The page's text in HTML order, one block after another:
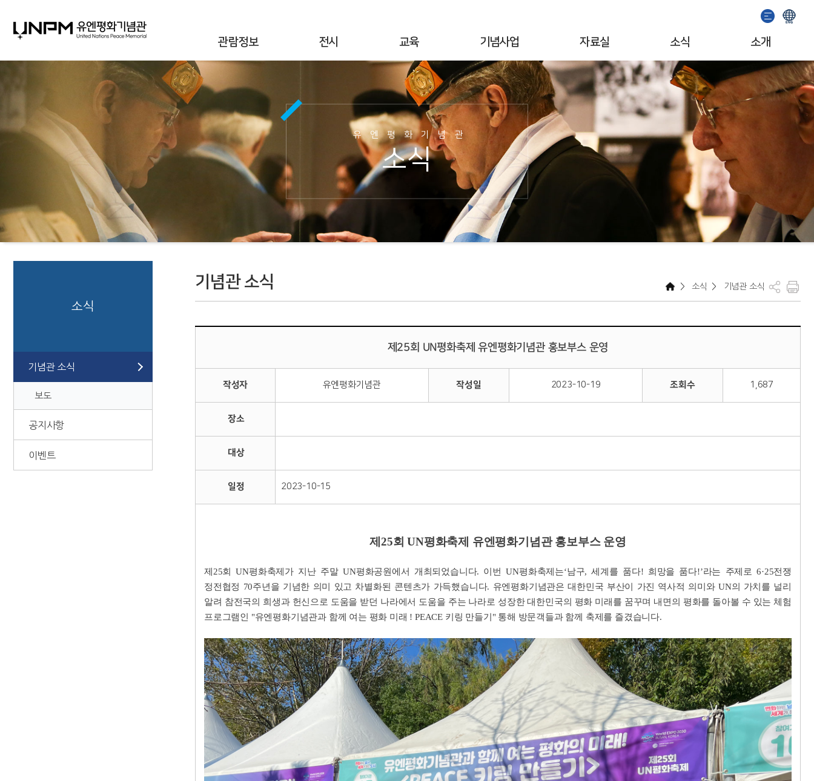
관람정보
시설안내
통합신청조회
오시는길
자주하는질문
전시
기획전시
6·25전쟁 캠페인
명예의 전당
교육
연간교육
교육공지
현장교육
온라인 교육
교육사진
기념사업
기념행사
UN군 참전현황
기념시설정보
이달의 참전국
이달의 영웅
자료실
이용안내
소장자료검색
발간도서
추천도서
소식
기념관 소식
공지사항
소개
인사말
MI/캐릭터
유엔평화기념관
소식
소식
기념관 소식
보도
공지사항
이벤트
기념관 소식 > 소식 > 기념관 소식
제25회 UN평화축제 유엔평화기념관 홍보부스 운영
작성자 유엔평화기념관 작성일 2023-10-19 조회수 1,687
장소
대상
일정 2023-10-15
제25회 UN평화축제 유엔평화기념관 홍보부스 운영
제25회 UN평화축제가 지난 주말 UN평화공원에서 개최되었습니다. 이번 UN평화축제는‘남구, 세계를 품다! 희망을 품다!’라는 주제로 6·25전쟁
정전협정 70주년을 기념한 의미 있고 차별화된 콘텐츠가 가득했습니다. 유엔평화기념관은 대한민국 부산이 가진 역사적 의미와 UN의 가치를 널리
알려 참전국의 희생과 헌신으로 도움을 받던 나라에서 도움을 주는 나라로 성장한 대한민국의 평화 미래를 꿈꾸며 내면의 평화를 돌아볼 수 있는 체험
프로그램인 "유엔평화기념관과 함께 여는 평화 미래 ! PEACE 키링 만들기"통해 방문객들과 함께 축제를 즐겼습니다.